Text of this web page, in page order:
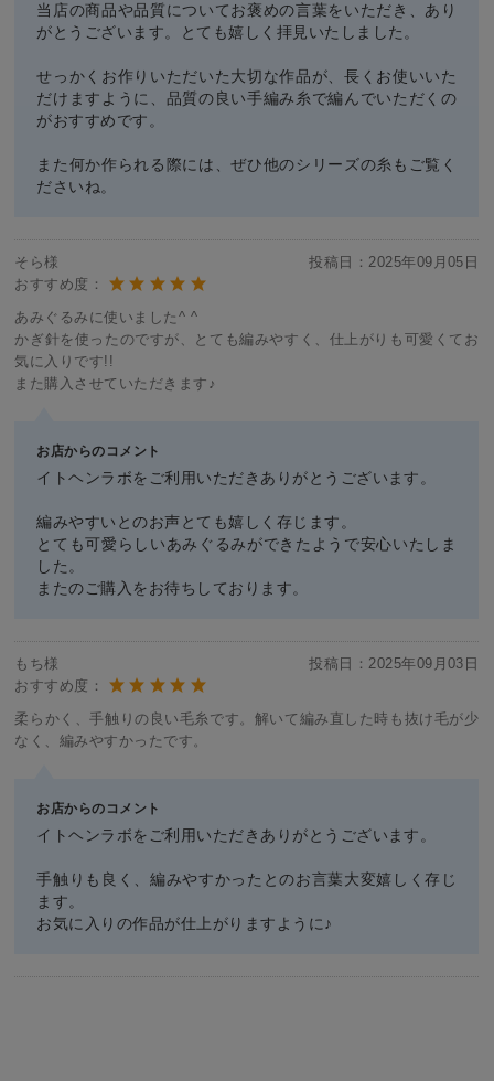
当店の商品や品質についてお褒めの言葉をいただき、あり
がとうございます。とても嬉しく拝見いたしました。
せっかくお作りいただいた大切な作品が、長くお使いいた
だけますように、品質の良い手編み糸で編んでいただくの
がおすすめです。
また何か作られる際には、ぜひ他のシリーズの糸もご覧く
ださいね。
そら様 投稿日： 2025年09月05日
おすすめ度：
あみぐるみに使いました^ ^
かぎ針を使ったのですが、とても編みやすく、仕上がりも可愛くてお
気に入りです!!
また購入させていただきます♪
お店からのコメント
イトヘンラボをご利用いただきありがとうございます。
編みやすいとのお声とても嬉しく存じます。
とても可愛らしいあみぐるみができたようで安心いたしま
した。
またのご購入をお待ちしております。
もち様 投稿日： 2025年09月03日
おすすめ度：
柔らかく、手触りの良い毛糸です。解いて編み直した時も抜け毛が少
なく、編みやすかったです。
お店からのコメント
イトヘンラボをご利用いただきありがとうございます。
手触りも良く、編みやすかったとのお言葉大変嬉しく存じ
ます。
お気に入りの作品が仕上がりますように♪